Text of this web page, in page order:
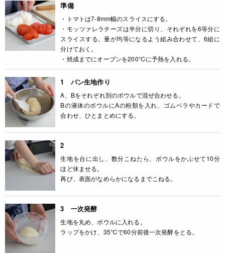
準備
・トマトは7-8mm幅のスライスにする。
・モッツァレラチーズは半分に切り、それぞれを6等分に
スライスする。量が均等になるよう組み合わせて、6組に
分けておく。
・焼成までにオーブンを200℃に予熱を入れる。
1 パン生地作り
A、Bをそれぞれ別のボウルで混ぜ合わせる。
Bの液体のボウルにAの粉類を入れ、ゴムベラやカードで
合わせ、ひとまとめにする。
2
生地を台に出し、数分こねたら、ボウルをかぶせて10分
ほど休ませる。
再び、表面がなめらかになるまでこねる。
3 一次発酵
生地を丸め、ボウルに入れる。
ラップをかけ、35℃で60分前後一次発酵をとる。